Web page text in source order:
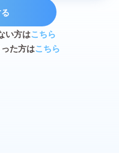
い方はこちら
た方はこちら